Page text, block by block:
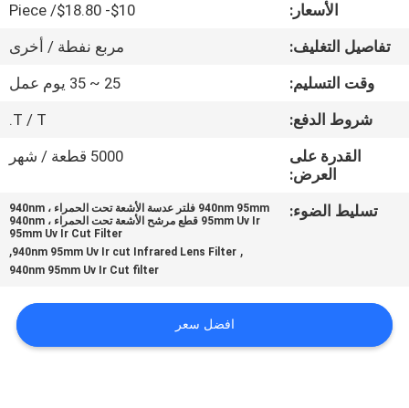
مراقبة
الجودة
اتصل
اطلب
خريطة
الموقع
الأسعار:
$10- $18.80/ Piece
تفاصيل التغليف:
مربع نفطة / أخرى
وقت التسليم:
25 ~ 35 يوم عمل
شروط الدفع:
T / T.
القدرة على
العرض:
5000 قطعة / شهر
تسليط الضوء:
940nm 95mm فلتر عدسة الأشعة تحت الحمراء ، 940nm
95mm Uv Ir قطع مرشح الأشعة تحت الحمراء ، 940nm
95mm Uv Ir Cut Filter
,
940nm 95mm Uv Ir cut Infrared Lens Filter
,
940nm 95mm Uv Ir Cut filter
افضل سعر